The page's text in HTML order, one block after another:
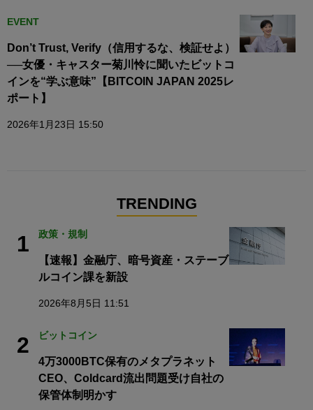
EVENT
Don’t Trust, Verify（信用するな、検証せよ）
──女優・キャスター菊川怜に聞いたビットコ
インを“学ぶ意味”【BITCOIN JAPAN 2025レ
ポート】
2026年1月23日 15:50
TRENDING
1 政策・規制
【速報】金融庁、暗号資産・ステーブ
ルコイン課を新設
2026年8月5日 11:51
2 ビットコイン
4万3000BTC保有のメタプラネット
CEO、Coldcard流出問題受け自社の
保管体制明かす